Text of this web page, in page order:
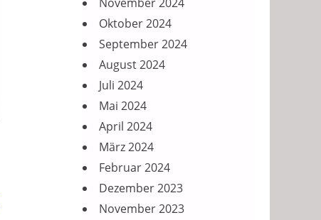
Oktober 2024
September 2024
August 2024
Juli 2024
Mai 2024
April 2024
März 2024
Februar 2024
Dezember 2023
November 2023